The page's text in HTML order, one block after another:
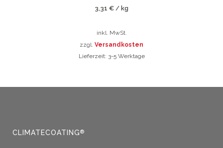
3,31 € / kg
inkl. MwSt.
zzgl. Versandkosten
Lieferzeit: 3-5 Werktage
weist
Die
CLIMATECOATING®